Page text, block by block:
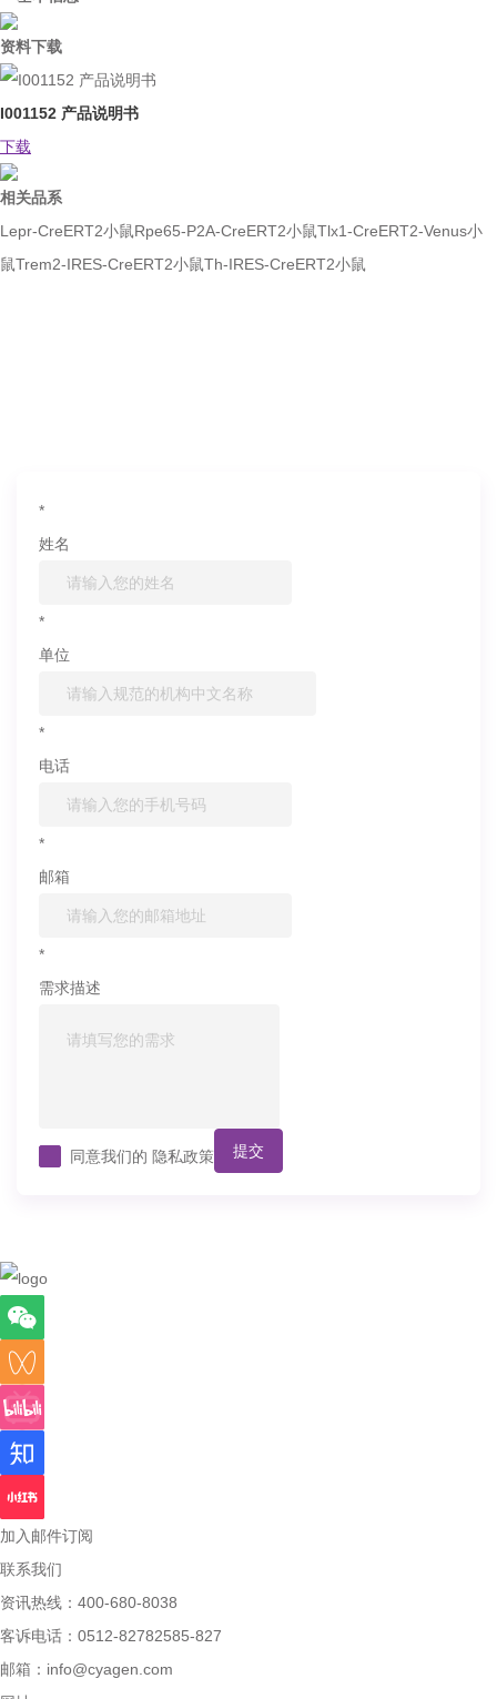
资料下载
I001152 产品说明书
下载
相关品系
Lepr-CreERT2小鼠Rpe65-P2A-CreERT2小鼠Tlx1-CreERT2-Venus小
鼠Trem2-IRES-CreERT2小鼠Th-IRES-CreERT2小鼠
*
姓名
*
单位
*
电话
*
邮箱
*
需求描述
同意我们的 隐私政策 提交
加入邮件订阅
联系我们
资讯热线：400-680-8038
客诉电话：0512-82782585-827
邮箱： info@cyagen.com